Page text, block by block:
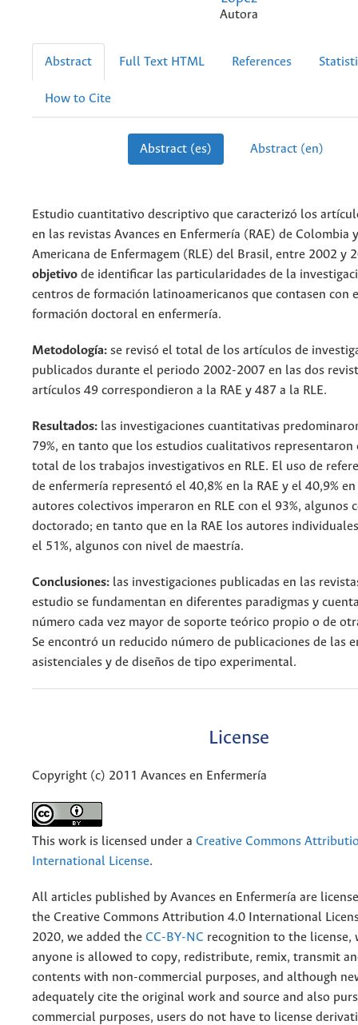
Autora
Abstract Full Text HTML References
How to Cite
Abstract (es) Abstract (en)
Estudio cuantitativo descriptivo que caracterizó los
en las revistas Avances en Enfermería (RAE) de Colombia
Americana de Enfermagem (RLE) del Brasil, entre 2002 y
objetivo de identificar las particularidades de la
centros de formación latinoamericanos que contasen con
formación doctoral en enfermería.
Metodología: se revisó el total de los artículos de
publicados durante el periodo 2002-2007 en las dos
artículos 49 correspondieron a la RAE y 487 a la RLE.
Resultados: las investigaciones cuantitativas
79%, en tanto que los estudios cualitativos representaron
total de los trabajos investigativos en RLE. El uso de
de enfermería representó el 40,8% en la RAE y el 40,9% en
autores colectivos imperaron en RLE con el 93%, algunos
doctorado; en tanto que en la RAE los autores
el 51%, algunos con nivel de maestría.
Conclusiones: las investigaciones publicadas en las
estudio se fundamentan en diferentes paradigmas y
número cada vez mayor de soporte teórico propio o de
Se encontró un reducido número de publicaciones de las
asistenciales y de diseños de tipo experimental.
License
Copyright (c) 2011 Avances en Enfermería
This work is licensed under a Creative Commons
International License.
All articles published by Avances en Enfermería are
the Creative Commons Attribution 4.0 International
2020, we added the CC-BY-NC recognition to the license,
anyone is allowed to copy, redistribute, remix, transmit
contents with non-commercial purposes, and although
adequately cite the original work and source and also
commercial purposes, users do not have to license